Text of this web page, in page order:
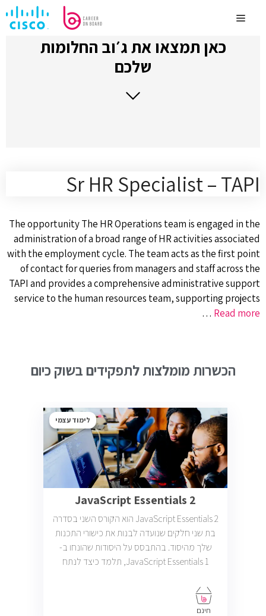
לתוכןMenu
כאן תמצאו את ג׳וב החלומות
שלכם
Sr HR Specialist – TAPI
The opportunity The HR Operations team is engaged in the
administration of a broad range of HR activities associated
with the employment cycle. The team acts as the first point
of contact for queries from managers and staff across the
TAPI and provides a comprehensive administrative support
service to the human resources team, supporting projects
… Read more
הכשרות מומלצות לתפקידים בשוק כיום
לימוד עצמי
JavaScript Essentials 2
JavaScript Essentials 2 הוא הקורס השני בסדרה
בת שני חלקים שנועדה לבנות את כישורי התכנות
שלך מהיסוד. בהתבסס על היסודות שהונחו ב-
JavaScript Essentials 1, תלמד כיצד לנתח
מונחה עצמים ולחקור היבטים מורכבים יותר של
JavaScript כגון תכנות אסינכרוני ופונקציות.
חינם